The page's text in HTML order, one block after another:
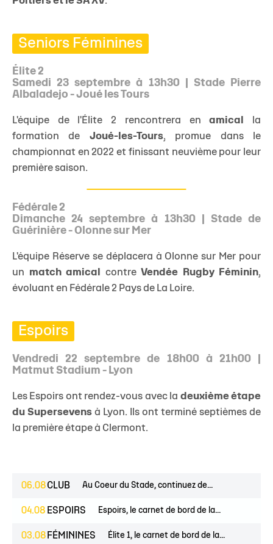
Seniors Féminines
Élite 2
Samedi 23 septembre à 13h30 | Stade Pierre
Albaladejo - Joué les Tours
L'équipe de l'Élite 2 rencontrera enamical
la
formation de Joué-les-Tours, promue dans le
championnat en 2022 et finissant neuvième pour leur
première saison.
Fédérale 2
Dimanche 24 septembre à 13h30 | Stade de
Guérinière - Olonne sur Mer
L'équipe Réserve se déplacera à Olonne sur Mer pour
un match amical contre Vendée Rugby Féminin,
évoluant en Fédérale 2 Pays de La Loire.
Espoirs
Vendredi 22 septembre de 18h00 à 21h00 |
Matmut Stadium - Lyon
Les Espoirs ont rendez-vous avec la deuxième étape
du Supersevens à Lyon. Ils ont terminé septièmes de
la première étape à Clermont.
06.08CLUB Au Coeur du Stade, continuez de...
04.08 ESPOIRS Espoirs, le carnet de bord de la...
03.08 FÉMININES Élite 1, le carnet de bord de la...